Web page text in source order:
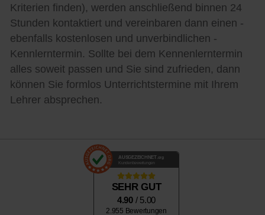
Kriterien finden), werden anschließend binnen 24
Stunden kontaktiert und vereinbaren dann einen -
ebenfalls kostenlosen und unverbindlichen -
Kennlerntermin. Sollte bei dem Kennenlerntermin
alles soweit passen und Sie sind zufrieden, dann
können Sie formlos Unterrichtstermine mit Ihrem
Lehrer absprechen.
AUSGEZEICHNET .org
Kundenbewertungen
SEHR GUT
4.90 / 5.00
2.955 Bewertungen